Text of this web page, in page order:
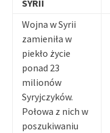
SYRII
Wojna w Syrii
zamieniła w
piekło życie
ponad 23
milionów
Syryjczyków.
Połowa z nich w
poszukiwaniu